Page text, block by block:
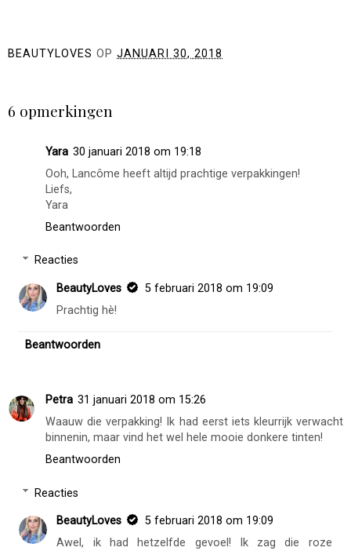
BEAUTYLOVES OP JANUARI 30, 2018
6 opmerkingen
Yara 30 januari 2018 om 19:18
Ooh, Lancôme heeft altijd prachtige verpakkingen!
Liefs,
Yara
Beantwoorden
Reacties
BeautyLoves
5 februari 2018 om 19:09
Prachtig hè!
Beantwoorden
Petra 31 januari 2018 om 15:26
Waauw die verpakking! Ik had eerst iets kleurrijk verwacht
binnenin, maar vind het wel hele mooie donkere tinten!
Beantwoorden
Reacties
BeautyLoves
5 februari 2018 om 19:09
Awel, ik had hetzelfde gevoel! Ik zag die roze